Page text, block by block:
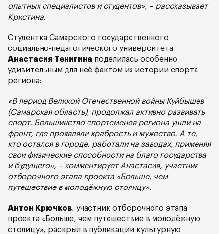
опытных специалистов и студентов», – рассказывает
Кристина.
Студентка Самарского государственного
социально-педагогического университета
Анастасия Тенигина поделилась особенно
удивительным для неё фактом из истории спорта
региона:
«В период Великой Отечественной войны Куйбышев
(Самарская область), продолжал активно развивать
спорт. Большинство спортсменов региона ушли на
фронт, где проявляли храбрость и мужество. А те,
кто остался в городе, работали на заводах, применяя
свои физические способности на благо государства
и будущего», – комментирует Анастасия, участник
отборочного этапа проекта «Больше, чем
путешествие в молодёжную столицу».
Антон Крючков, участник отборочного этапа
проекта «Больше, чем путешествие в молодёжную
столицу», раскрыл в публикации культурную